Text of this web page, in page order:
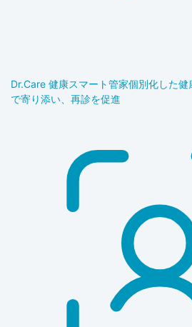
Dr.Care 健康スマート管家個別化した健
で寄り添い、再診を促進